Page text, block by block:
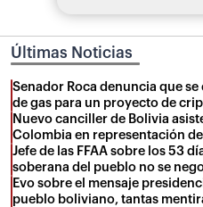
Últimas Noticias
Senador Roca denuncia que
de gas para un proyecto de
Nuevo canciller de Bolivia
Colombia en representación de
Jefe de las FFAA sobre los 53
soberana del pueblo no se
Evo sobre el mensaje
pueblo boliviano, tantas